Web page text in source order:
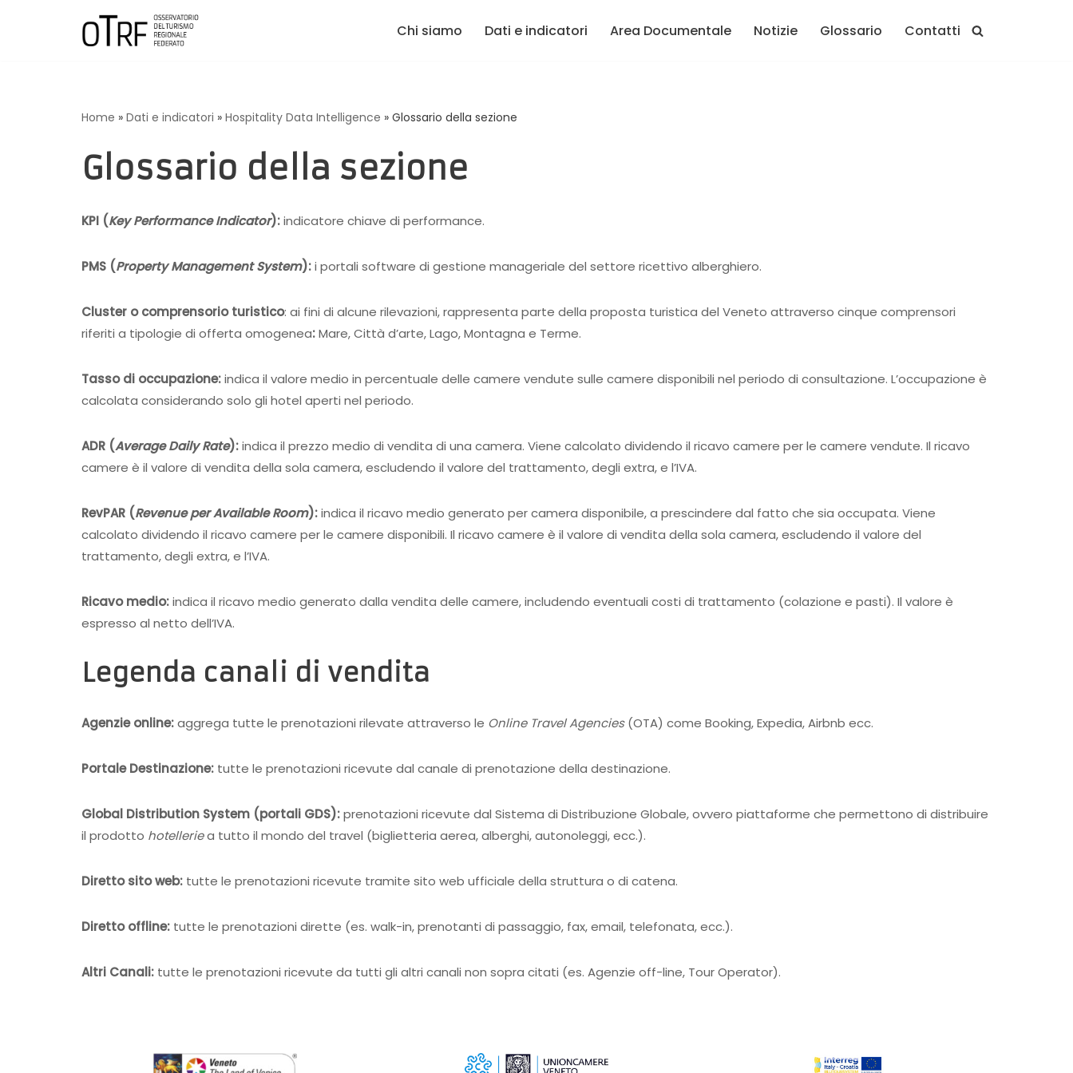
Chi siamo Dati e indicatori Area Documentale Notizie Glossario Contatti
Home » Dati e indicatori » Hospitality Data Intelligence » Glossario della sezione
Glossario della sezione
KPI (Key Performance Indicator):indicatore chiave di performance.
PMS (Property Management System):i portali software di gestione manageriale del settore ricettivo alberghiero.
Cluster o comprensorio turistico: ai fini di alcune rilevazioni, rappresenta parte della proposta turistica del Veneto attraverso cinque comprensori
riferiti a tipologie di offerta omogenea:Mare, Città d’arte, Lago, Montagna e Terme.
Tasso di occupazione:indica il valore medio in percentuale delle camere vendute sulle camere disponibili nel periodo di consultazione. L’occupazione è
calcolata considerando solo gli hotel aperti nel periodo.
ADR (Average Daily Rate):indica il prezzo medio di vendita di una camera. Viene calcolato dividendo il ricavo camere per le camere vendute. Il ricavo
camere è il valore di vendita della sola camera, escludendo il valore del trattamento, degli extra, e l’IVA.
RevPAR (Revenue per Available Room):indica il ricavo medio generato per camera disponibile, a prescindere dal fatto che sia occupata. Viene
calcolato dividendo il ricavo camere per le camere disponibili. Il ricavo camere è il valore di vendita della sola camera, escludendo il valore del
trattamento, degli extra, e l’IVA.
Ricavo medio:indica il ricavo medio generato dalla vendita delle camere, includendo eventuali costi di trattamento (colazione e pasti). Il valore è
espresso al netto dell’IVA.
Legenda canali di vendita
Agenzie online:aggrega tutte le prenotazioni rilevate attraverso le Online Travel Agencies(OTA) come Booking, Expedia, Airbnb ecc.
Portale Destinazione: tutte le prenotazioni ricevute dal canale di prenotazione della destinazione.
Global Distribution System (portali GDS):prenotazioni ricevute dal Sistema di Distribuzione Globale, ovvero piattaforme che permettono di distribuire
il prodotto hotelleriea tutto il mondo del travel (biglietteria aerea, alberghi, autonoleggi, ecc.).
Diretto sito web: tutte le prenotazioni ricevute tramite sito web ufficiale della struttura o di catena.
Diretto offline: tutte le prenotazioni dirette (es. walk-in, prenotanti di passaggio, fax, email, telefonata, ecc.).
Altri Canali: tutte le prenotazioni ricevute da tutti gli altri canali non sopra citati (es. Agenzie off-line, Tour Operator).